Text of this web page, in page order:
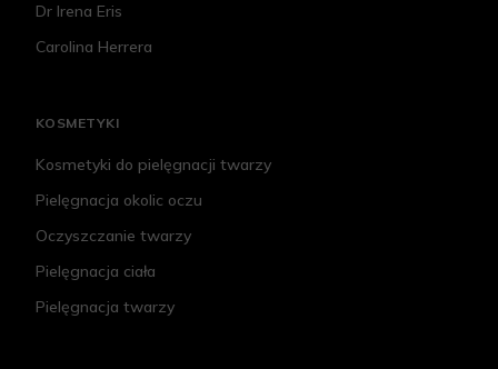
Dr Irena Eris
Carolina Herrera
KOSMETYKI
Kosmetyki do pielęgnacji twarzy
Pielęgnacja okolic oczu
Oczyszczanie twarzy
Pielęgnacja ciała
Pielęgnacja twarzy